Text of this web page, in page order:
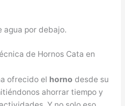
agua por debajo.
de Hornos Cata en
ofrecido el horno desde su
ahorrar tiempo y